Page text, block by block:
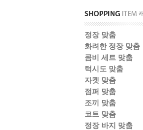
정장 맞춤
화려한 정장 맞춤
콤비 세트 맞춤
턱시도 맞춤
자켓 맞춤
점퍼 맞춤
조끼 맞춤
코트 맞춤
정장 바지 맞춤